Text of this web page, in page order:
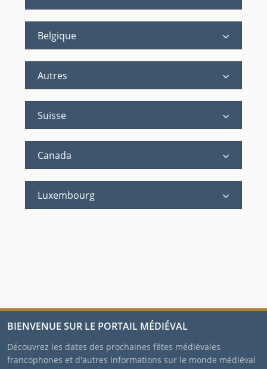
Belgique
Autres
Suisse
Canada
Luxembourg
BIENVENUE SUR LE PORTAIL MÉDIÉVAL
Découvrez les dates des prochaines fêtes médiévales
francophones et d'autres informations sur le monde médiéval